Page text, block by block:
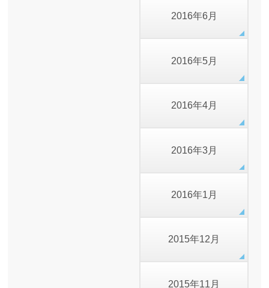
2016年6月
2016年5月
2016年4月
2016年3月
2016年1月
2015年12月
2015年11月